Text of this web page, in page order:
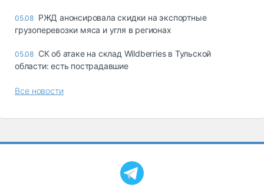
05.08 РЖД анонсировала скидки на экспортные
грузоперевозки мяса и угля в регионах
05.08 СК об атаке на склад Wildberries в Тульской
области: есть пострадавшие
Все новости